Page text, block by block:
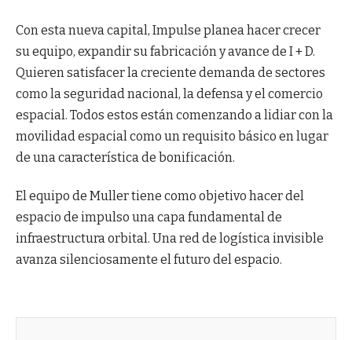
Con esta nueva capital, Impulse planea hacer crecer
su equipo, expandir su fabricación y avance de I + D.
Quieren satisfacer la creciente demanda de sectores
como la seguridad nacional, la defensa y el comercio
espacial. Todos estos están comenzando a lidiar con la
movilidad espacial como un requisito básico en lugar
de una característica de bonificación.
El equipo de Muller tiene como objetivo hacer del
espacio de impulso una capa fundamental de
infraestructura orbital. Una red de logística invisible
avanza silenciosamente el futuro del espacio.